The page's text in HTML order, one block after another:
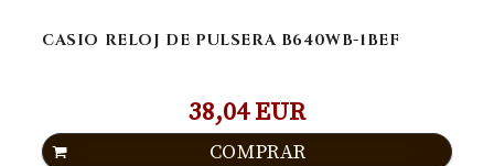
CASIO RELOJ DE PULSERA B640WB-1BEF
38,04 EUR
COMPRAR